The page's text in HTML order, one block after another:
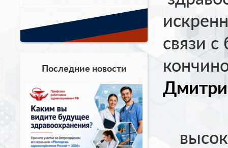
Последние новости
связи